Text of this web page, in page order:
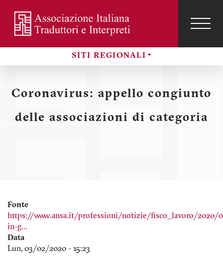
contenuto
principale
SITI REGIONALI
Menu
profilo
utente
Coronavirus: appello congiunto
delle associazioni di categoria
Fonte
https://www.ansa.it/professioni/notizie/fisco_lavoro/
in-g…
Data
Lun, 03/02/2020 - 15:23